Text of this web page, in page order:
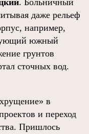
. Больничный
даже рельеф
например,
южный
грунтов
сточных вод.
в
и переход
Пришлось